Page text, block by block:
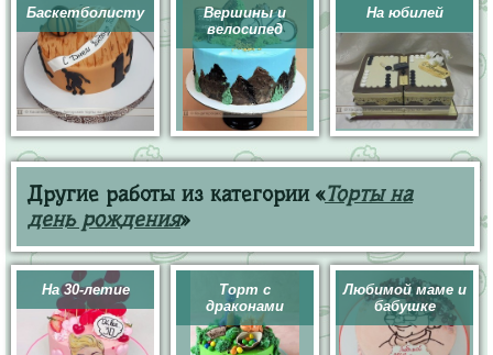
Баскетболисту
Вершины и
велосипед
На юбилей
Другие работы из категории «Торты на
день рождения»
На 30-летие
Торт с
драконами
Любимой маме и
бабушке